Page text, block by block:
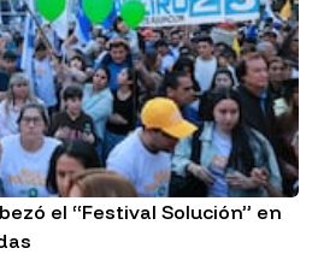
el “Festival Solución” en